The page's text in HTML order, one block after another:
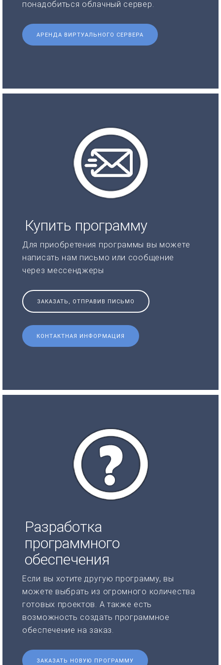
понадобиться облачный сервер.
АРЕНДА ВИРТУАЛЬНОГО СЕРВЕРА
Купить программу
Для приобретения программы вы можете
написать нам письмо или сообщение
через мессенджеры
ЗАКАЗАТЬ, ОТПРАВИВ ПИСЬМО
КОНТАКТНАЯ ИНФОРМАЦИЯ
Разработка
программного
обеспечения
Если вы хотите другую программу, вы
можете выбрать из огромного количества
готовых проектов. А также есть
возможность создать программное
обеспечение на заказ.
ЗАКАЗАТЬ НОВУЮ ПРОГРАММУ